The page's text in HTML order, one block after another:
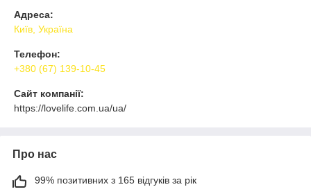
Адреса:
Київ, Україна
Телефон:
+380 (67) 139-10-45
Сайт компанії:
https://lovelife.com.ua/ua/
Про нас
99% позитивних з 165 відгуків за рік